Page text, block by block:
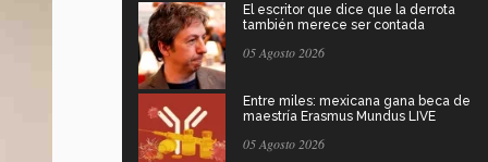
El escritor que dice que la derrota
también merece ser contada
05 Agosto 2026
Entre miles: mexicana gana beca de
maestría Erasmus Mundus LIVE
05 Agosto 2026